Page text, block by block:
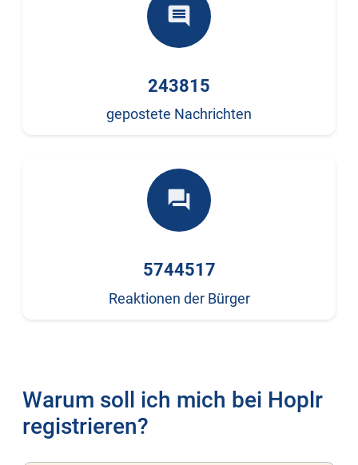
comment
243815
gepostete Nachrichten
forum
5744517
Reaktionen der Bürger
Warum soll ich mich bei Hoplr
registrieren?